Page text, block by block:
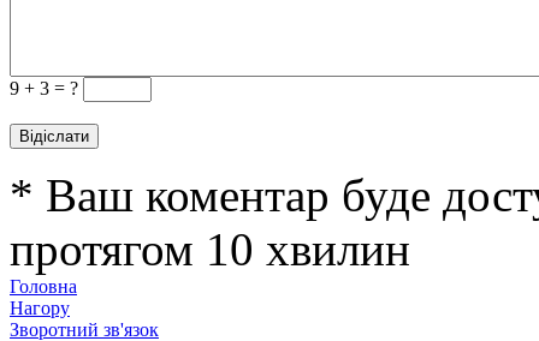
9 + 3 = ?
* Ваш коментар буде
протягом 10 хвилин
Головна
Нагору
Зворотний зв'язок